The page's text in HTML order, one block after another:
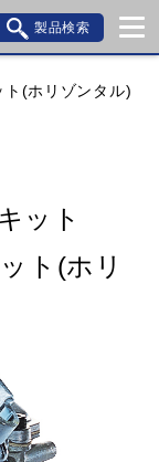
製品検索
(ホリゾンタル)
ット
ト(ホリ